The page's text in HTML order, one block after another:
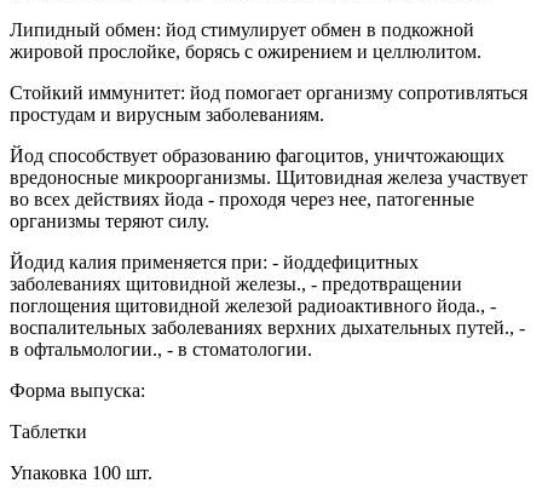
Липидный обмен: йод стимулирует обмен в подкожной
жировой прослойке, борясь с ожирением и целлюлитом.
Стойкий иммунитет: йод помогает организму сопротивляться
простудам и вирусным заболеваниям.
Йод способствует образованию фагоцитов, уничтожающих
вредоносные микроорганизмы. Щитовидная железа участвует
во всех действиях йода - проходя через нее, патогенные
организмы теряют силу.
Йодид калия применяется при: - йоддефицитных
заболеваниях щитовидной железы., - предотвращении
поглощения щитовидной железой радиоактивного йода., -
воспалительных заболеваниях верхних дыхательных путей., -
в офтальмологии., - в стоматологии.
Форма выпуска:
Таблетки
Упаковка 100 шт.